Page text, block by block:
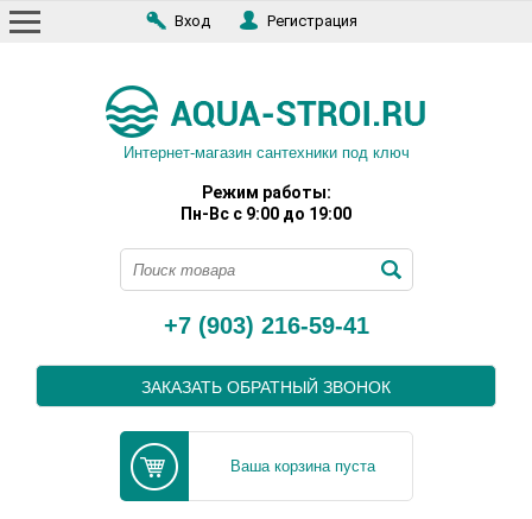
Вход Регистрация
Интернет-магазин сантехники под ключ
Режим работы:
Пн-Вс с 9:00 до 19:00
+7 (903) 216-59-41
ЗАКАЗАТЬ ОБРАТНЫЙ ЗВОНОК
Ваша корзина пуста